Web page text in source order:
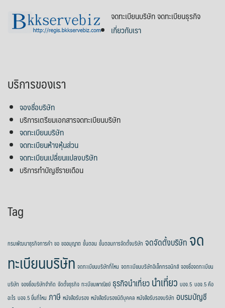
จดทะเบียนบริษัท จดทะเบียนธุรกิจ
เกี่ยวกับเรา
บริการของเรา
จองชื่อบริษัท
บริการเตรียมเอกสารจดทะเบียนบริษัท
จดทะเบียนบริษัท
จดทะเบียนห้างหุ้นส่วน
จดทะเบียนเปลี่ยนแปลงบริษัท
บริการทำบัญชีรายเดือน
Tag
กรมพัฒนาธุรกิจการค้า ขอ ขออนุญาต ขั้นตอน ขั้นตอนการจัดตั้งบริษัท จดจัดตั้งบริษัท จด
ทะเบียนบริษัท จดทะเบียนบริษัทที่ไหน จดทะเบียนบริษัทอิเล็กทรอนิกส์ จองชื่อจดทะเบียน
บริษัท จองชื่อบริษัทจำกัด จัดตั้งธุรกิจ ทะเบียนพาณิชย์ ธุรกิจนำเที่ยวนำเที่ยว บอจ.5 บอจ.5 คือ
อะไร บอจ.5 ยื่นที่ไหน ภาษี หนังสือรับรอง หนังสือรับรองนิติบุคคล หนังสือรับรองบริษัท อบรมบัญชี